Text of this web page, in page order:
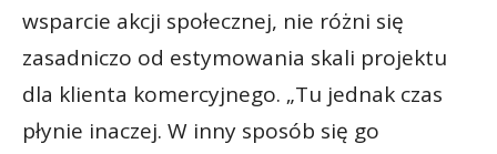
wsparcie akcji społecznej, nie różni się
zasadniczo od estymowania skali projektu
dla klienta komercyjnego. „Tu jednak czas
płynie inaczej. W inny sposób się go